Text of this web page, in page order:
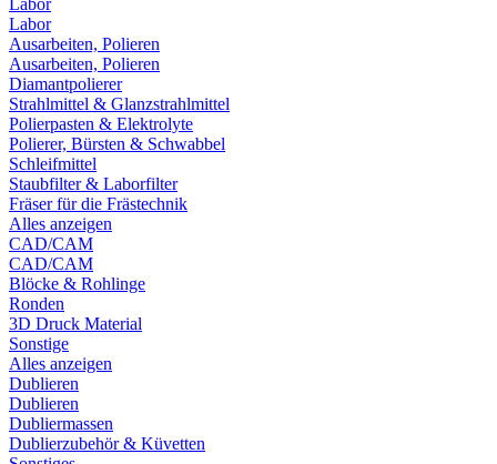
Labor
Labor
Ausarbeiten, Polieren
Ausarbeiten, Polieren
Diamantpolierer
Strahlmittel & Glanzstrahlmittel
Polierpasten & Elektrolyte
Polierer, Bürsten & Schwabbel
Schleifmittel
Staubfilter & Laborfilter
Fräser für die Frästechnik
Alles anzeigen
CAD/CAM
CAD/CAM
Blöcke & Rohlinge
Ronden
3D Druck Material
Sonstige
Alles anzeigen
Dublieren
Dublieren
Dubliermassen
Dublierzubehör & Küvetten